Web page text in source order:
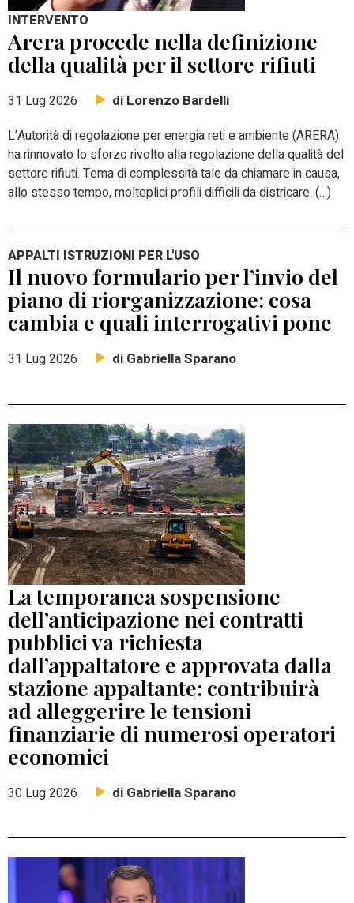
INTERVENTO
Arera procede nella definizione
della qualità per il settore rifiuti
31 Lug 2026 di Lorenzo Bardelli
L’Autorità di regolazione per energia reti e ambiente (ARERA)
ha rinnovato lo sforzo rivolto alla regolazione della qualità del
settore rifiuti. Tema di complessità tale da chiamare in causa,
allo stesso tempo, molteplici profili difficili da districare. (…)
APPALTI ISTRUZIONI PER L'USO
Il nuovo formulario per l’invio del
piano di riorganizzazione: cosa
cambia e quali interrogativi pone
31 Lug 2026 di Gabriella Sparano
La temporanea sospensione
dell’anticipazione nei contratti
pubblici va richiesta
dall’appaltatore e approvata dalla
stazione appaltante: contribuirà
ad alleggerire le tensioni
finanziarie di numerosi operatori
economici
30 Lug 2026 di Gabriella Sparano